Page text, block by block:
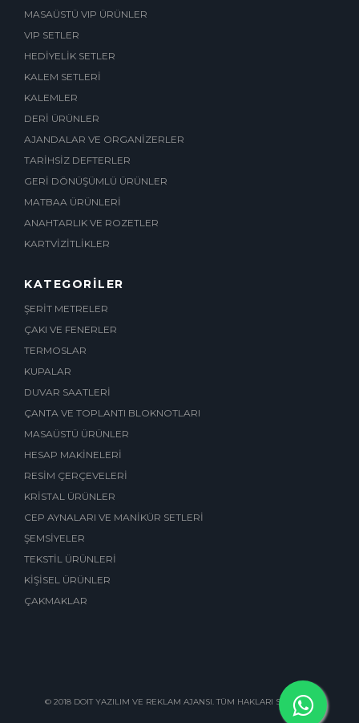
MASAÜSTÜ VIP ÜRÜNLER
VIP SETLER
HEDİYELİK SETLER
KALEM SETLERİ
KALEMLER
DERİ ÜRÜNLER
AJANDALAR VE ORGANİZERLER
TARİHSİZ DEFTERLER
GERİ DÖNÜŞÜMLÜ ÜRÜNLER
MATBAA ÜRÜNLERİ
ANAHTARLIK VE ROZETLER
KARTVİZİTLİKLER
KATEGORİLER
ŞERİT METRELER
ÇAKI VE FENERLER
TERMOSLAR
KUPALAR
DUVAR SAATLERİ
ÇANTA VE TOPLANTI BLOKNOTLARI
MASAÜSTÜ ÜRÜNLER
HESAP MAKİNELERİ
RESİM ÇERÇEVELERİ
KRİSTAL ÜRÜNLER
CEP AYNALARI VE MANİKÜR SETLERİ
ŞEMSİYELER
TEKSTİL ÜRÜNLERİ
KİŞİSEL ÜRÜNLER
ÇAKMAKLAR
© 2018 DOIT YAZILIM VE REKLAM AJANSI. TÜM HAKLARI SAKLIDIR.